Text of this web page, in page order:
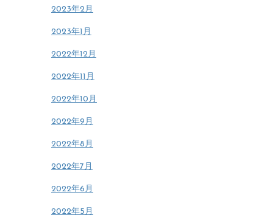
2023年2月
2023年1月
2022年12月
2022年11月
2022年10月
2022年9月
2022年8月
2022年7月
2022年6月
2022年5月